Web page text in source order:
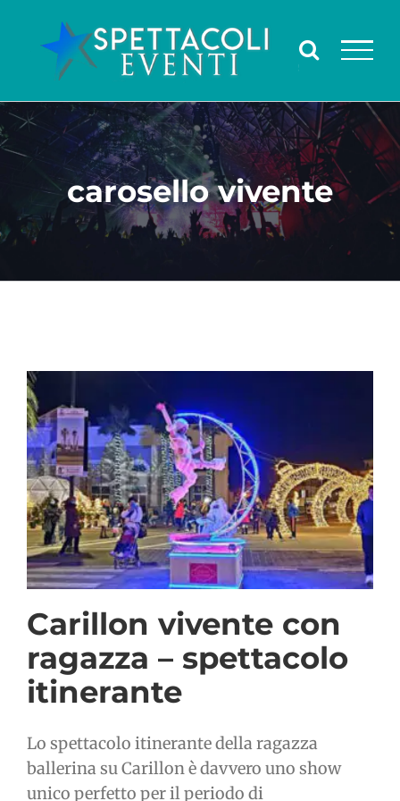
contenuto
carosello vivente
Carillon vivente con
ragazza – spettacolo
itinerante
Lo spettacolo itinerante della ragazza
ballerina su Carillon è davvero uno show
unico perfetto per il periodo di